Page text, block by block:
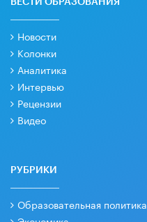
ВЕСТИ ОБРАЗОВАНИЯ
Новости
Колонки
Аналитика
Интервью
Рецензии
Видео
РУБРИКИ
Образовательная политика